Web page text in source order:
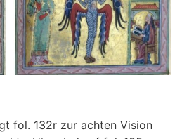
fol. 132r zur achten Vision